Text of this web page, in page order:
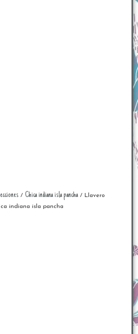
/ Chica indiana isla pancha / Llavero
indiana isla pancha